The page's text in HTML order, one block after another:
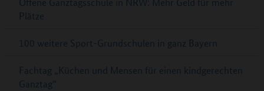
Plätze
100 weitere Sport-Grundschulen in ganz Bayern
Fachtag „Küchen und Mensen für einen kindgerechten
Ganztag“